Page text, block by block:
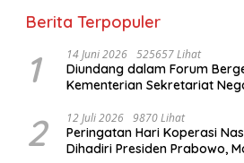
Berita Terpopuler
1 14 Juni 2026 525657 Lihat
Diundang dalam Forum
Kementerian Sekretariat
Indonesia
2 12 Juli 2026 9870 Lihat
Peringatan Hari Koperasi
Dihadiri Presiden Prabowo,